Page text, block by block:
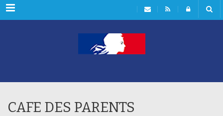
Rubriques
CAFE DES PARENTS